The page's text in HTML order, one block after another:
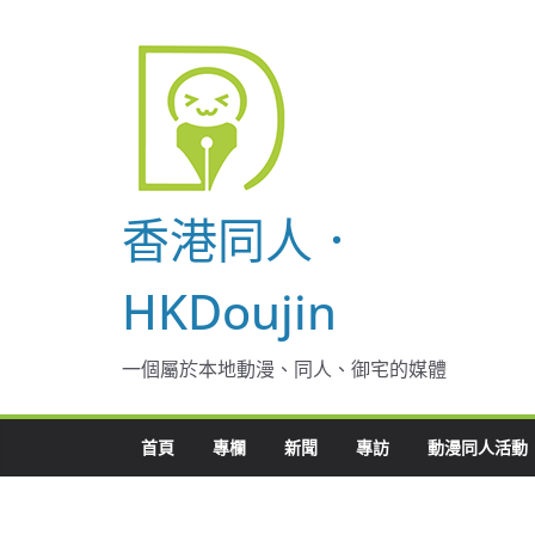
香港同人．
HKDoujin
一個屬於本地動漫、同人、御宅的媒體
首頁 專欄 新聞 專訪 動漫同人活動